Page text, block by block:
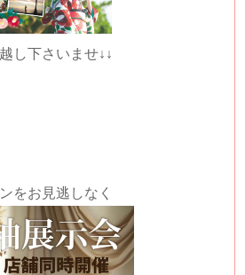
し下さいませ↓↓
をお見逃しなく